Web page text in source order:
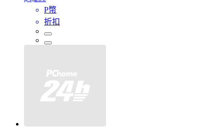
P幣
折扣